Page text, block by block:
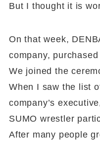
But I thought it is
On that week,
company,
We joined the
When I saw the list
company’s
SUMO wrestler
After many people